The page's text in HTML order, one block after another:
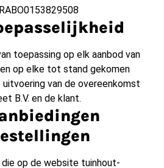
toepassing op elk aanbod van
op elke tot stand gekomen
van de overeenkomst
B.V. en de klant.
op de website tuinhout-